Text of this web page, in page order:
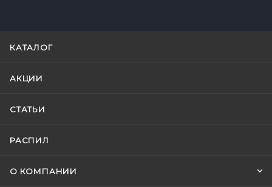
КАТАЛОГ
АКЦИИ
СТАТЬИ
РАСПИЛ
О КОМПАНИИ